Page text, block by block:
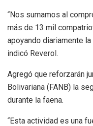
“Nos sumamos al
más de 13 mil
apoyando diariamente
indicó Reverol.
Agregó que reforzarán
Bolivariana (FANB) la
durante la faena.
“Esta actividad es una